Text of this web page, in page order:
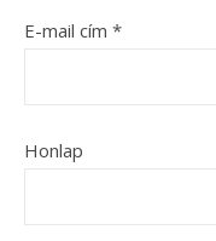
E-mail cím *
Honlap